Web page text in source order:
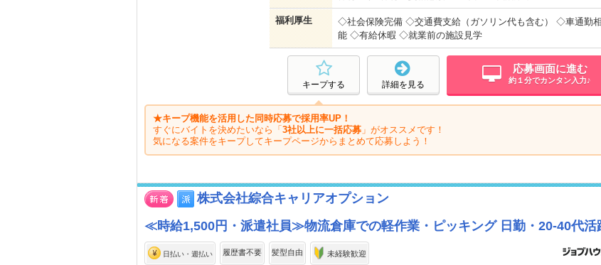
福利厚生
◇社会保険完備 ◇交通費支給（ガソリン代も含む） ◇車通勤
能 ◇有給休暇 ◇就業前の施設見学
応募画面に進む
約１分でカンタン入力♪
詳細を見る
キープする
★キープ機能を活用した同時応募で採用率UP！
すぐにバイトを決めたいなら「 3社以上に一括応募 」がオススメです！
気になる案件をキープしてキープページからまとめて応募しよう！
株式会社綜合キャリアオプション
≪時給1,500円・派遣社員≫物流倉庫での軽作業・ピッキング 日勤・20-40代活
日払い・週払い 履歴書不要 髪型自由 未経験歓迎